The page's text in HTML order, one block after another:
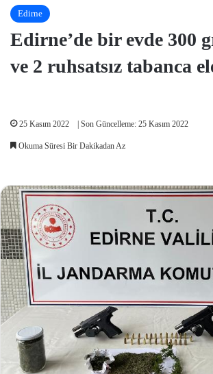
Edirne
Edirne’de bir evde 300
ve 2 ruhsatsız tabanca
25 Kasım 2022 | Son Güncelleme: 25 Kasım 2022
Okuma Süresi Bir Dakikadan Az